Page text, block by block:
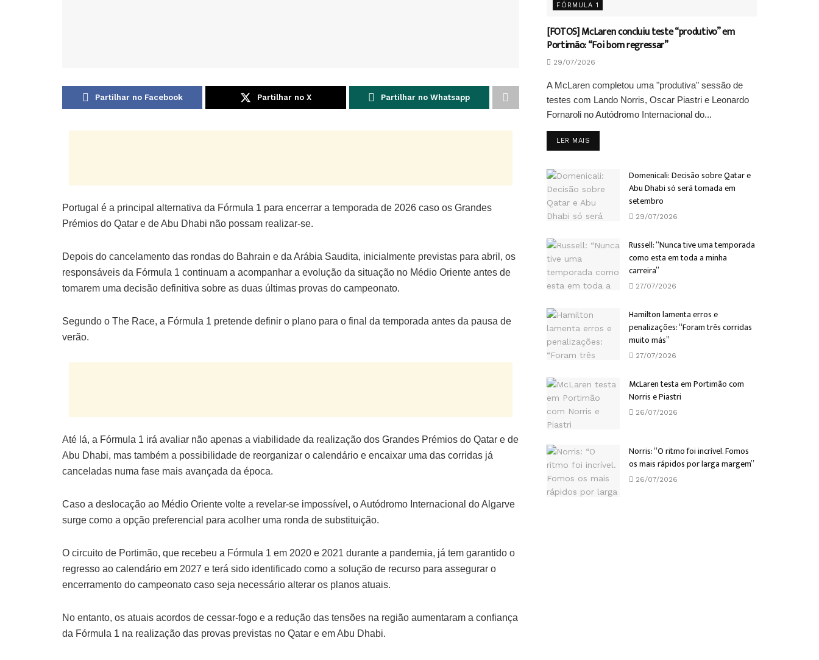
Partilhar no Facebook Partilhar no X Partilhar no Whatsapp
Portugal é a principal alternativa da Fórmula 1 para encerrar a temporada de 2026 caso os Grandes
Prémios do Qatar e de Abu Dhabi não possam realizar-se.
Depois do cancelamento das rondas do Bahrain e da Arábia Saudita, inicialmente previstas para abril, os
responsáveis da Fórmula 1 continuam a acompanhar a evolução da situação no Médio Oriente antes de
tomarem uma decisão definitiva sobre as duas últimas provas do campeonato.
Segundo o The Race, a Fórmula 1 pretende definir o plano para o final da temporada antes da pausa de
verão.
Até lá, a Fórmula 1 irá avaliar não apenas a viabilidade da realização dos Grandes Prémios do Qatar e de
Abu Dhabi, mas também a possibilidade de reorganizar o calendário e encaixar uma das corridas já
canceladas numa fase mais avançada da época.
Caso a deslocação ao Médio Oriente volte a revelar-se impossível, o Autódromo Internacional do Algarve
surge como a opção preferencial para acolher uma ronda de substituição.
O circuito de Portimão, que recebeu a Fórmula 1 em 2020 e 2021 durante a pandemia, já tem garantido o
regresso ao calendário em 2027 e terá sido identificado como a solução de recurso para assegurar o
encerramento do campeonato caso seja necessário alterar os planos atuais.
No entanto, os atuais acordos de cessar-fogo e a redução das tensões na região aumentaram a confiança
da Fórmula 1 na realização das provas previstas no Qatar e em Abu Dhabi.
FÓRMULA 1
[FOTOS] McLaren concluiu teste “produtivo” em
Portimão: “Foi bom regressar”
29/07/2026
A McLaren completou uma "produtiva" sessão de
testes com Lando Norris, Oscar Piastri e Leonardo
Fornaroli no Autódromo Internacional do...
LER MAIS
Domenicali: Decisão sobre Qatar e
Abu Dhabi só será tomada em
setembro
29/07/2026
Russell: “Nunca tive uma temporada
como esta em toda a minha
carreira”
27/07/2026
Hamilton lamenta erros e
penalizações: “Foram três corridas
muito más”
27/07/2026
McLaren testa em Portimão com
Norris e Piastri
26/07/2026
Norris: “O ritmo foi incrível. Fomos
os mais rápidos por larga margem”
26/07/2026